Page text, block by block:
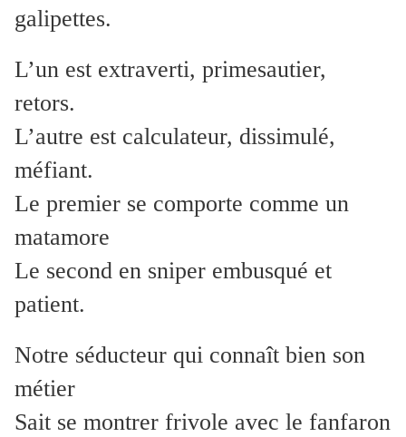
galipettes.
L’un est extraverti, primesautier,
retors.
L’autre est calculateur, dissimulé,
méfiant.
Le premier se comporte comme un
matamore
Le second en sniper embusqué et
patient.
Notre séducteur qui connaît bien son
métier
Sait se montrer frivole avec le fanfaron